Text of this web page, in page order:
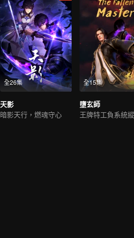
全26集
天影
暗影天行，燃魂守心
全15集
墮玄師